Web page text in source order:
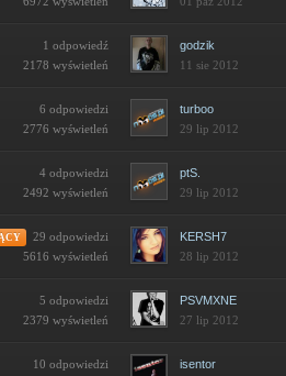
1 odpowiedź
2178 wyświetleń
godzik
11 sie 2012
6 odpowiedzi
2776 wyświetleń
turboo
29 lip 2012
4 odpowiedzi
2492 wyświetleń
ptS.
29 lip 2012
29 odpowiedzi
5616 wyświetleń
KERSH7
28 lip 2012
5 odpowiedzi
2379 wyświetleń
PSVMXNE
27 lip 2012
10 odpowiedzi
isentor